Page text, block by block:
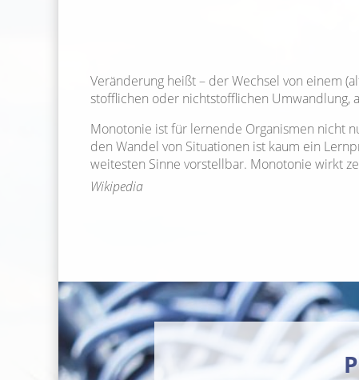
Veränderung heißt – der Wechsel von einem
stofflichen oder nichtstofflichen Umwandlung,
Monotonie ist für lernende Organismen nicht
den Wandel von Situationen ist kaum ein
weitesten Sinne vorstellbar. Monotonie wirkt
Wikipedia